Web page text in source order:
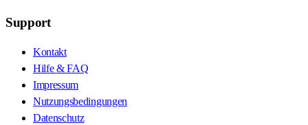
Support
Kontakt
Hilfe & FAQ
Impressum
Nutzungsbedingungen
Datenschutz